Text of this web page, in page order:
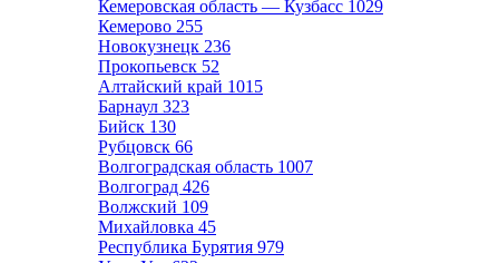
Кемеровская область — Кузбасс 1029
Кемерово 255
Новокузнецк 236
Прокопьевск 52
Алтайский край 1015
Барнаул 323
Бийск 130
Рубцовск 66
Волгоградская область 1007
Волгоград 426
Волжский 109
Михайловка 45
Республика Бурятия 979